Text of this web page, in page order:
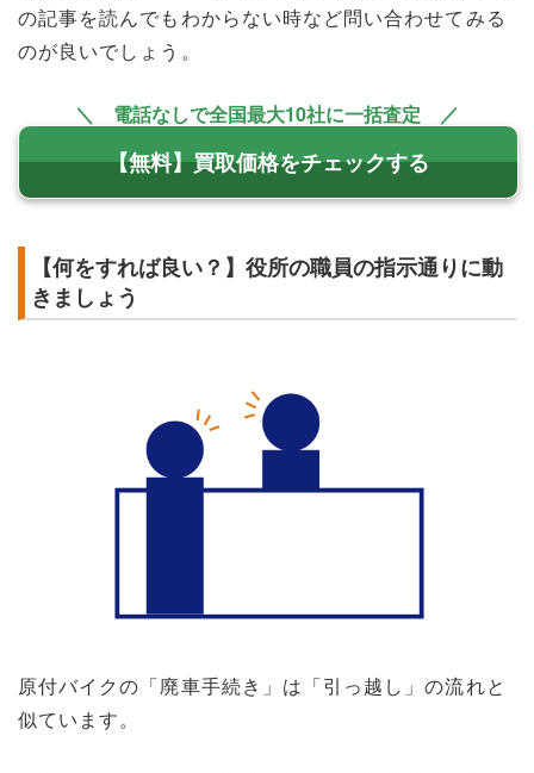
の記事を読んでもわからない時など問い合わせてみる
のが良いでしょう。
＼ 電話なしで全国最大10社に一括査定 ／
【無料】買取価格をチェックする
【何をすれば良い？】役所の職員の指示通りに動
きましょう
原付バイクの「廃車手続き」は「引っ越し」の流れと
似ています。